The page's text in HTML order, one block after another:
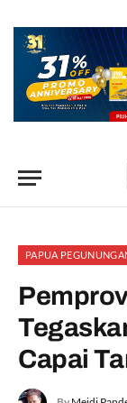
PAPUA
Capai